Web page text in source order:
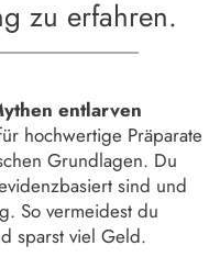
zu erfahren.
entlarven
hochwertige Präparate
Grundlagen. Du
sind und
So vermeidest du
sparst viel Geld.